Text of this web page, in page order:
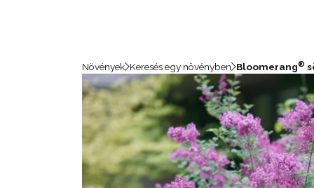
Növények Keresés egy növényben Bloomerang®